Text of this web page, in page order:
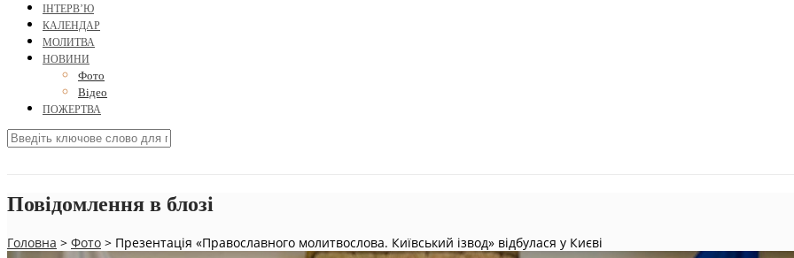
ІНТЕРВ’Ю
КАЛЕНДАР
МОЛИТВА
НОВИНИ
Фото
Відео
ПОЖЕРТВА
Повідомлення в блозі
Головна > Фото > Презентація «Православного молитвослова. Київський ізвод» відбулася у Києві